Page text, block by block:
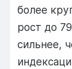
более
рост до
сильнее,